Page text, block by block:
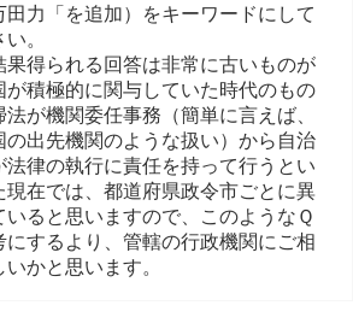
力「を追加）をキーワードにして
。
果得られる回答は非常に古いものが
が積極的に関与していた時代のもの
が機関委任事務（簡単に言えば、
の出先機関のような扱い）から自治
律の執行に責任を持って行うとい
現在では、都道府県政令市ごとに異
ると思いますので、このようなＱ
にするより、管轄の行政機関にご相
かと思います。